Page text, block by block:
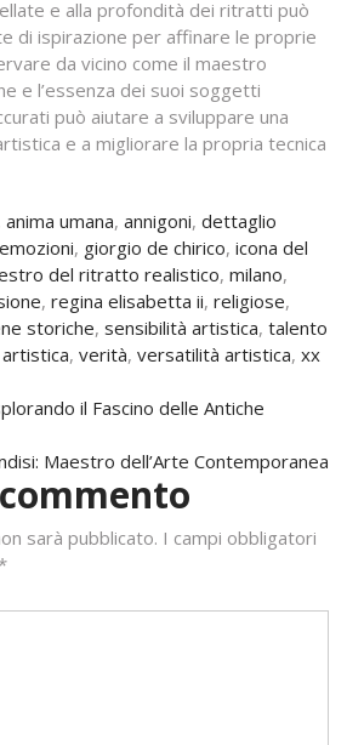
e alla profondità dei ritratti può
di ispirazione per affinare le proprie
da vicino come il maestro
e l’essenza dei suoi soggetti
può aiutare a sviluppare una
e a migliorare la propria tecnica
anima umana, annigoni, dettaglio
emozioni, giorgio de chirico, icona del
del ritratto realistico, milano,
, regina elisabetta ii, religiose,
storiche, sensibilità artistica, talento
, verità, versatilità artistica, xx
il Fascino delle Antiche
Maestro dell’Arte Contemporanea
sarà pubblicato. I campi obbligatori